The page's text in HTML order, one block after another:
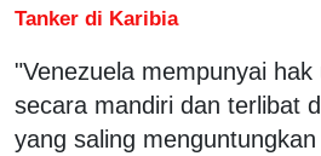
Tanker di Karibia
"Venezuela mempunyai
secara mandiri dan terlibat
yang saling